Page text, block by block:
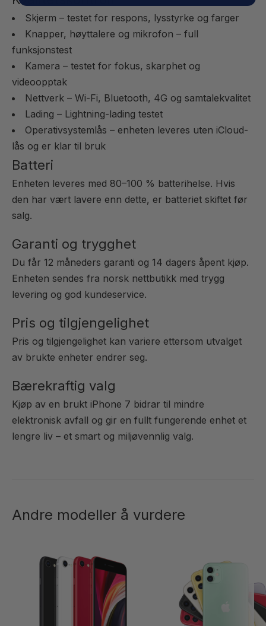
Skjerm – testet for respons, lysstyrke og farger
Knapper, høyttalere og mikrofon – full
funksjonstest
Kamera – testet for fokus, skarphet og
videoopptak
Nettverk – Wi-Fi, Bluetooth, 4G og samtalekvalitet
Lading – Lightning-lading testet
Operativsystemlås – enheten leveres uten iCloud-
lås og er klar til bruk
Batteri
Enheten leveres med 80–100 % batterihelse. Hvis
den har vært lavere enn dette, er batteriet skiftet før
salg.
Garanti og trygghet
Du får 12 måneders garanti og 14 dagers åpent kjøp.
Enheten sendes fra norsk nettbutikk med trygg
levering og god kundeservice.
Pris og tilgjengelighet
Pris og tilgjengelighet kan variere ettersom utvalget
av brukte enheter endrer seg.
Bærekraftig valg
Kjøp av en brukt iPhone 7 bidrar til mindre
elektronisk avfall og gir en fullt fungerende enhet et
lengre liv – et smart og miljøvennlig valg.
Andre modeller å vurdere